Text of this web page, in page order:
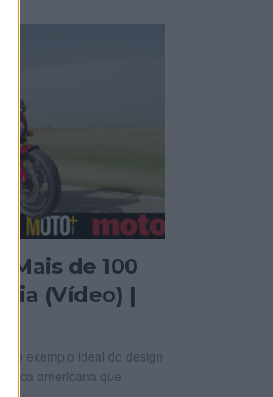
Mais de 100
(Vídeo) |
o exemplo ideal do design
americana que